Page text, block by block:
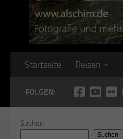
Startseite Reisen
FOLGEN:
Suchen
Suchen